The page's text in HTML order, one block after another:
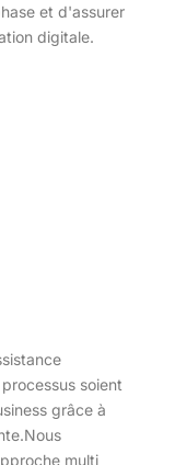
et d'assurer
digitale.
soient
grâce à
Nous
multi